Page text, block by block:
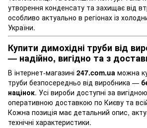
утворення конденсату та захищає від
особливо актуально в регіонах із
України.
Купити димохідні труби від
— надійно, вигідно та з
В інтернет-магазині 247.com.ua можна
труби безпосередньо від виробника —
націнок. Усі вироби доступні за
оперативною доставкою по Києву та всій
Кожна позиція має детальний опис,
технічні характеристики.